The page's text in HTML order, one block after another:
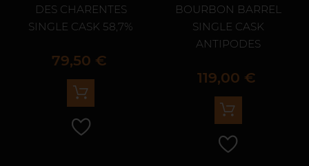
DES CHARENTES
SINGLE CASK 58,7%
Prix
79,50 €
BOURBON BARREL
SINGLE CASK
ANTIPODES
Prix
119,00 €